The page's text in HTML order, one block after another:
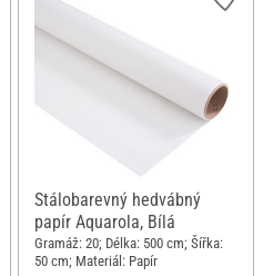
Stálobarevný hedvábný
papír Aquarola, Bílá
Gramáž: 20; Délka: 500 cm; Šířka:
50 cm; Materiál: Papír